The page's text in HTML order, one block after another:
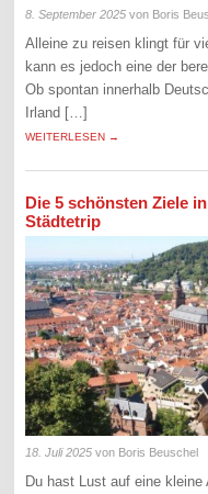
8. September 2025 von Boris
Alleine zu reisen klingt für
kann es jedoch eine der
Ob spontan innerhalb
Irland […]
WEITERLESEN →
Die 5 schönsten Ziele
Städtetrip
18. Juli 2025 von Boris Beuschel
Du hast Lust auf eine